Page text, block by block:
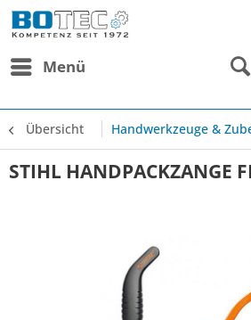
Menü
Übersicht Handwerkzeuge &
STIHL HANDPACKZANGE